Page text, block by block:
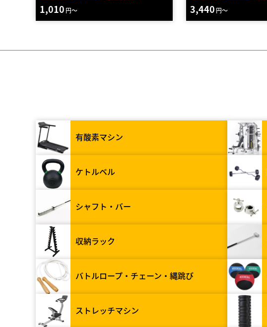
1,010 円～ 3,440 円～
有酸素マシン
ケトルベル
シャフト・バー
収納ラック
バトルロープ・チェーン・縄跳び
ストレッチマシン